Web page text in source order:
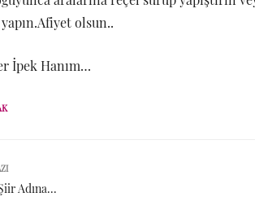
olsun..
İpek Hanım…
Adına...